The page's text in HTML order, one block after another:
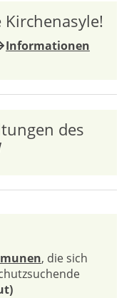
Informationen
des
, die sich